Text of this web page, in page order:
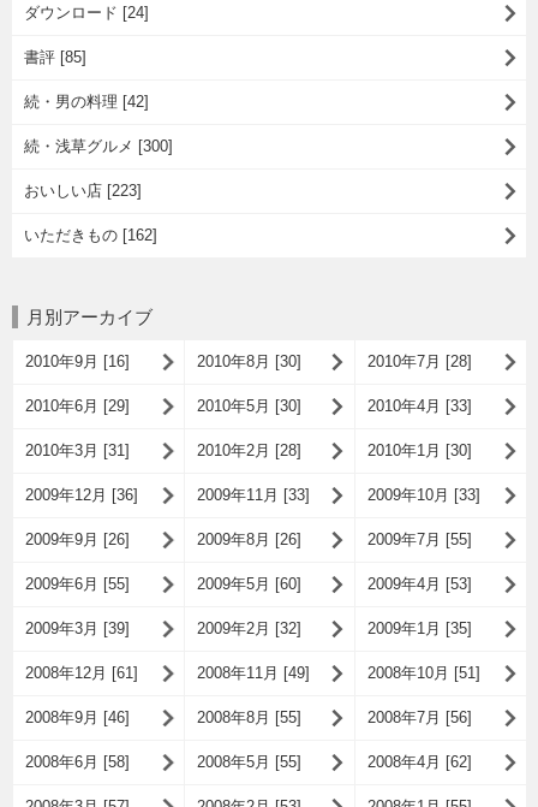
ダウンロード [24]
書評 [85]
続・男の料理 [42]
続・浅草グルメ [300]
おいしい店 [223]
いただきもの [162]
月別アーカイブ
2010年9月 [16] 2010年8月 [30] 2010年7月 [28]
2010年6月 [29] 2010年5月 [30] 2010年4月 [33]
2010年3月 [31] 2010年2月 [28] 2010年1月 [30]
2009年12月 [36] 2009年11月 [33] 2009年10月 [33]
2009年9月 [26] 2009年8月 [26] 2009年7月 [55]
2009年6月 [55] 2009年5月 [60] 2009年4月 [53]
2009年3月 [39] 2009年2月 [32] 2009年1月 [35]
2008年12月 [61] 2008年11月 [49] 2008年10月 [51]
2008年9月 [46] 2008年8月 [55] 2008年7月 [56]
2008年6月 [58] 2008年5月 [55] 2008年4月 [62]